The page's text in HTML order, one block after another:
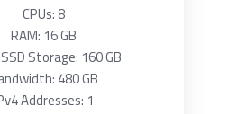
CPUs: 8
RAM: 16 GB
Storage: 160 GB
480 GB
Addresses: 1